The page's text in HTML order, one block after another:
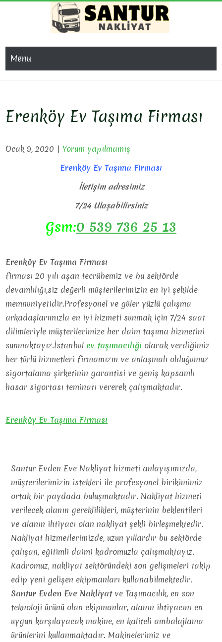
Nakliyat, İş
Menu
Erenköy Ev Taşıma Firması
Ocak 9, 2020 |Yorum yapılmamış
Erenköy Ev Taşıma Firması
İletişim adresimiz
7/24 Ulaşabilirsiniz
Gsm:0 539 736 25 13
Erenköy Ev Taşıma Firması
firması 20 yılı aşan tecrübemiz ve bu sektörde
devamlılığı,siz değerli müşterilerimizin en iyi şekilde
memnuniyetidir.Profesyonel ve güler yüzlü çalışma
arkadaşlarımızla en iyi hizmeti sunmak için 7/24 saat
dilimleriyle müşterilerimize her daim taşıma hizmetini
sunmaktayız.İstanbul ev taşımacılığı olarak verdiğimiz
her türlü hizmetleri firmamızın ve anlaşmalı olduğumuz
sigortalama şirketinin garantisi ve geniş kapsamlı
hasar sigortası teminatı vererek çalışmaktadır.
Erenköy Ev Taşıma Firması
Santur Evden Eve Nakliyat hizmeti anlayışımızda,
müşterilerimizin istekleri ile profesyonel birikimimiz
ortak bir paydada buluşmaktadır. Nakliyat hizmeti
verilecek alanın gereklilikleri, müşterinin beklentileri
ve alanın ihtiyacı olan nakliyat şekli birleşmektedir.
Nakliyat hizmetlerimizde, uzun yıllardır bu sektörde
çalışan, eğitimli daimi kadromuzla çalışmaktayız.
Kadromuz, nakliyat sektöründeki son gelişmeleri takip
edip yeni gelişen ekipmanları kullanabilmektedir.
Santur Evden Eve Nakliyatve Taşımacılık, en son
teknoloji ürünü olan ekipmanlar, alanın ihtiyacını en
uygun karşılayacak makine, en kaliteli ambalajlama
ürünlerini kullanmaktadır. Makinelerimiz ve